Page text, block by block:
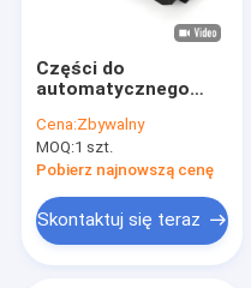
Części zamienne do
Ostrze noża tnącego
Części tnące do Yin
Szczotka z blokiem
Części do
automatycznego
Prowadnica zespołu
ostrzarki Nóż tylny
Cena:Zbywalny
MOQ:1 szt.
Pobierz najnowszą cenę
Skontaktuj się teraz